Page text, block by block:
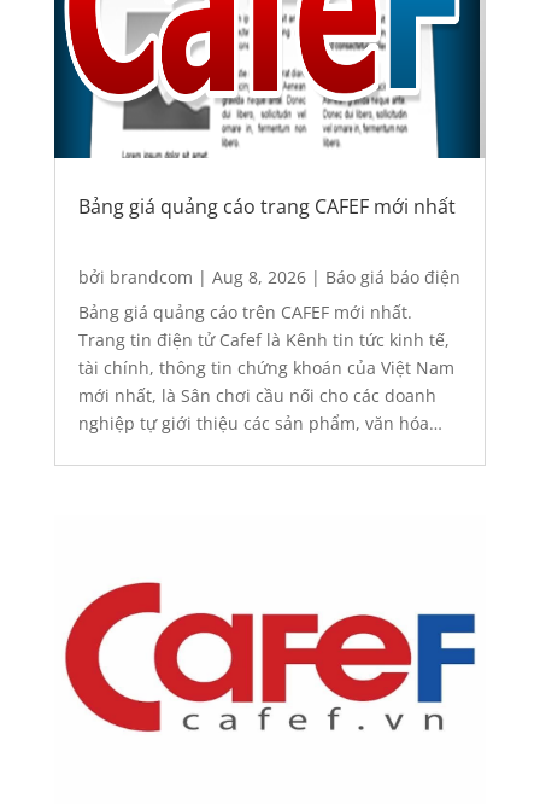
Bảng giá quảng cáo trang CAFEF mới nhất
bởi brandcom | Aug 8, 2026| Báo giá báo điện
tử,Báo giá quảng cáo,Quảng cáo ,Quảng cáo
báo điện tử
Bảng giá quảng cáo trên CAFEF mới nhất.
Trang tin điện tử Cafef là Kênh tin tức kinh tế,
tài chính, thông tin chứng khoán của Việt Nam
mới nhất, là Sân chơi cầu nối cho các doanh
nghiệp tự giới thiệu các sản phẩm, văn hóa